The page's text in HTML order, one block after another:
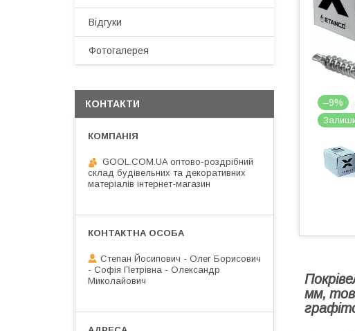
–9%
мм,
Відгуки
Фотогалерея
КОНТАКТИ
GOOL.COM.UA оптово-роздрібний
склад будівельних та декоративних
матеріалів інтернет-магазин
Степан Йосипович - Олег Борисович
- Софія Петрівна - Олександр
Миколайович